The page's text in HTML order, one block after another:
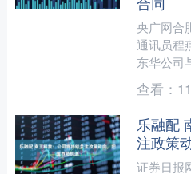
央广网合
通讯员程
东华公司
（DAP-
及年产....
查看：
乐融配
注政策
证券日报